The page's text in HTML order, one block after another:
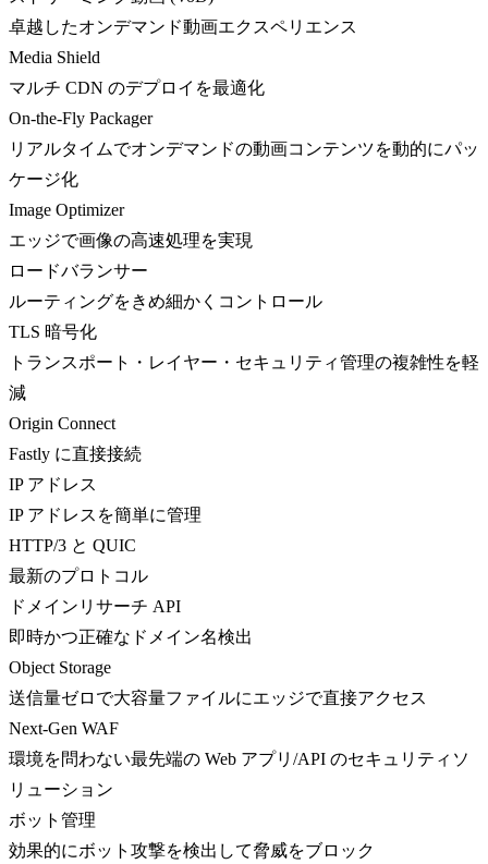
卓越したオンデマンド動画エクスペリエンス
Media Shield
マルチ CDN のデプロイを最適化
On-the-Fly Packager
リアルタイムでオンデマンドの動画コンテンツを動的にパッ
ケージ化
Image Optimizer
エッジで画像の高速処理を実現
ロードバランサー
ルーティングをきめ細かくコントロール
TLS 暗号化
トランスポート・レイヤー・セキュリティ管理の複雑性を軽
減
Origin Connect
Fastly に直接接続
IP アドレス
IP アドレスを簡単に管理
HTTP/3 と QUIC
最新のプロトコル
ドメインリサーチ API
即時かつ正確なドメイン名検出
Object Storage
送信量ゼロで大容量ファイルにエッジで直接アクセス
Next-Gen WAF
環境を問わない最先端の Web アプリ/API のセキュリティソ
リューション
ボット管理
効果的にボット攻撃を検出して脅威をブロック